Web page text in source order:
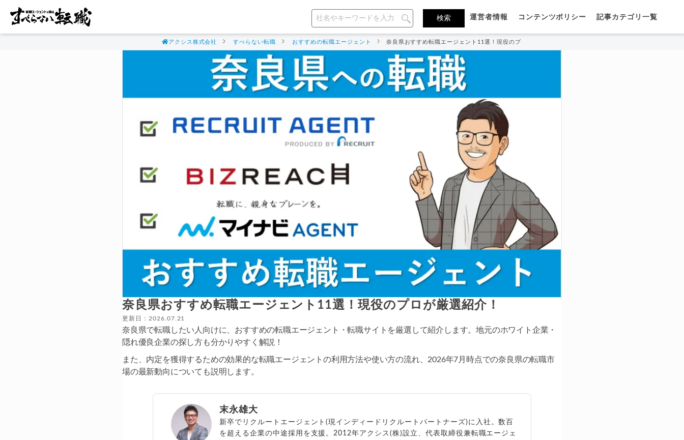
運営者情報 コンテンツポリシー 記事カテゴリ一覧
アクシス株式会社 すべらない転職 おすすめの転職エージェント 奈良県おすすめ転職エージェント11選！現役のプロが厳選紹介！
奈良県おすすめ転職エージェント11選！現役のプロが厳選紹介！
更新日：2026.07.21
奈良県で転職したい人向けに、おすすめの転職エージェント・転職サイトを厳選して紹介します。地元のホワイト企業・
隠れ優良企業の探し方も分かりやすく解説！
また、内定を獲得するための効果的な転職エージェントの利用方法や使い方の流れ、2026年7月時点での奈良県の転職市
場の最新動向についても説明します。
末永雄大
新卒でリクルートエージェント(現インディードリクルートパートナーズ)に入社。数百
を超える企業の中途採用を支援。2012年アクシス(株)設立、代表取締役兼転職エージェ